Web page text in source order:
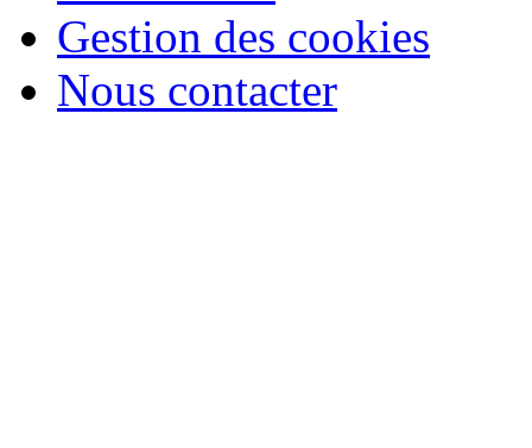
Gestion des cookies
Nous contacter